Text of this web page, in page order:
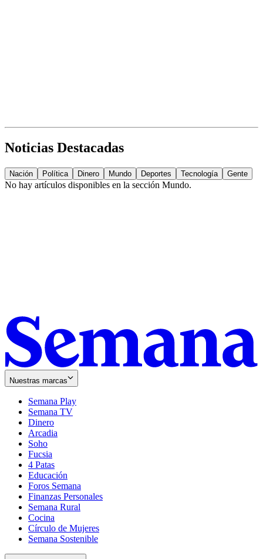
Noticias Destacadas
Nación Política Dinero Mundo Deportes Tecnología Gente
No hay artículos disponibles en la sección Mundo.
Nuestras marcas
Semana Play
Semana TV
Dinero
Arcadia
Soho
in
new
window
Fucsia
in
new
window
4 Patas
Educación
Foros Semana
Finanzas Personales
Semana Rural
Cocina
Círculo de Mujeres
Semana Sostenible